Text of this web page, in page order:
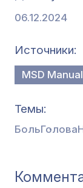
06.12.2024
Источники
MSD Manual
Темы
БольГолова